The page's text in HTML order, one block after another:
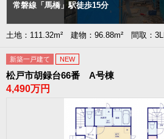
常磐線「馬橋」駅徒歩15分
土地：111.32m² 建物：96.88m² 間取：
新築一戸建て NEW
松戸市胡録台66番 A号棟
4,490万円